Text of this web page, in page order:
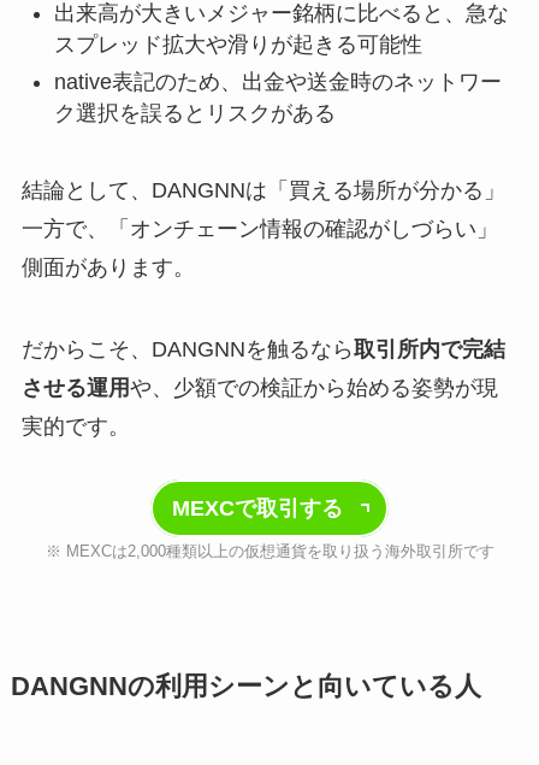
出来高が大きいメジャー銘柄に比べると、急な
スプレッド拡大や滑りが起きる可能性
native表記のため、出金や送金時のネットワー
ク選択を誤るとリスクがある
結論として、DANGNNは「買える場所が分かる」
一方で、「オンチェーン情報の確認がしづらい」
側面があります。
だからこそ、DANGNNを触るなら取引所内で完結
させる運用や、少額での検証から始める姿勢が現
実的です。
MEXCで取引する
※ MEXCは2,000種類以上の仮想通貨を取り扱う海外取引所です
DANGNNの利用シーンと向いている人